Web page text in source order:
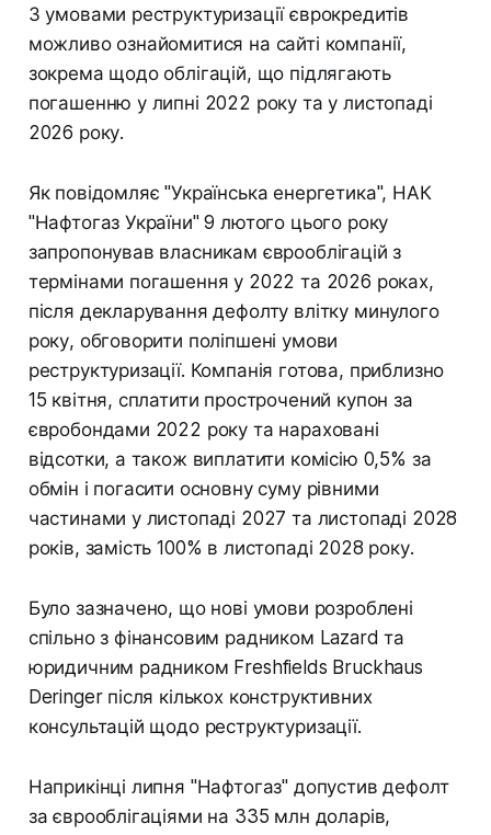
З умовами реструктуризації єврокредитів
можливо ознайомитися на сайті компанії,
зокрема щодо облігацій, що підлягають
погашенню у липні 2022 року та у листопаді
2026 року.
Як повідомляє "Українська енергетика", НАК
"Нафтогаз України" 9 лютого цього року
запропонував власникам єврооблігацій з
термінами погашення у 2022 та 2026 роках,
після декларування дефолту влітку минулого
року, обговорити поліпшені умови
реструктуризації. Компанія готова, приблизно
15 квітня, сплатити прострочений купон за
євробондами 2022 року та нараховані
відсотки, а також виплатити комісію 0,5% за
обмін і погасити основну суму рівними
частинами у листопаді 2027 та листопаді 2028
років, замість 100% в листопаді 2028 року.
Було зазначено, що нові умови розроблені
спільно з фінансовим радником Lazard та
юридичним радником Freshfields Bruckhaus
Deringer після кількох конструктивних
консультацій щодо реструктуризації.
Наприкінці липня "Нафтогаз" допустив дефолт
за єврооблігаціями на 335 млн доларів,